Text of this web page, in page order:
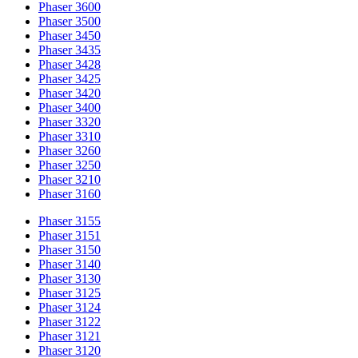
Phaser 3600
Phaser 3500
Phaser 3450
Phaser 3435
Phaser 3428
Phaser 3425
Phaser 3420
Phaser 3400
Phaser 3320
Phaser 3310
Phaser 3260
Phaser 3250
Phaser 3210
Phaser 3160
Phaser 3155
Phaser 3151
Phaser 3150
Phaser 3140
Phaser 3130
Phaser 3125
Phaser 3124
Phaser 3122
Phaser 3121
Phaser 3120